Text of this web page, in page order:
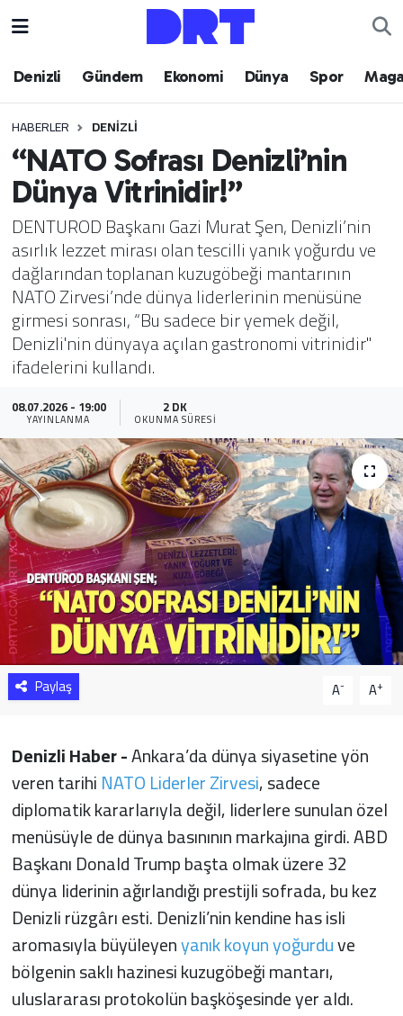
Denizli Gündem Ekonomi Dünya Spor
HABERLER DENIZLI
“NATO Sofrası Denizli’nin
Dünya Vitrinidir!”
DENTUROD Başkanı Gazi Murat Şen, Denizli’nin
asırlık lezzet mirası olan tescilli yanık yoğurdu ve
dağlarından toplanan kuzugöbeği mantarının
NATO Zirvesi’nde dünya liderlerinin menüsüne
girmesi sonrası, “Bu sadece bir yemek değil,
Denizli'nin dünyaya açılan gastronomi vitrinidir"
ifadelerini kullandı.
08.07.2026 - 19:00
YAYINLANMA
2 DK
OKUNMA SÜRESI
Paylaş A- A+
Denizli Haber -Ankara’da dünya siyasetine yön
veren tarihiNATO Liderler Zirvesi, sadece
diplomatik kararlarıyla değil, liderlere sunulan özel
menüsüyle de dünya basınının markajına girdi. ABD
Başkanı Donald Trump başta olmak üzere 32
dünya liderinin ağırlandığı prestijli sofrada, bu kez
Denizli rüzgârı esti. Denizli’nin kendine has isli
aromasıyla büyüleyenyanık koyun yoğurduve
bölgenin saklı hazinesi kuzugöbeği mantarı,
uluslararası protokolün başköşesinde yer aldı.
Denizli
Ekonomi
Dünya
Spor
Magazin
Teknoloji
Sağlık
Yazarlar
Resmi İlan
Resmi Reklam
Hava Durumu
Trafik Durumu
Puan Durumu ve Fikstür
Tüm Manşetler
Son Dakika Haberleri
Haber Arşivi